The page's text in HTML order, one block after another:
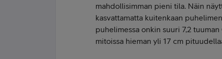
mahdollisimman pieni tila. Näin
kasvattamatta kuitenkaan
puhelimessa onkin suuri 7,2
mitoissa hieman yli 17 cm